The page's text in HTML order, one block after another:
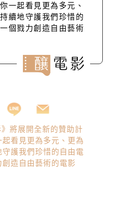
一起看見更為多元、
續地守護我們珍惜的
個戮力創造自由藝術
將展開全新的贊助計
看見更為多元、更為
護我們珍惜的自由電
造自由藝術的電影